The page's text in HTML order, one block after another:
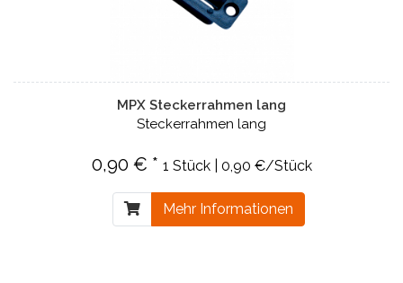
MPX Steckerrahmen lang
Steckerrahmen lang
0,90 € * 1 Stück | 0,90 €/Stück
Mehr Informationen